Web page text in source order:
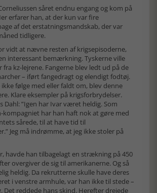
såret endnu engang og kom på
erfarer han, at der kun var fire
af det erstatningsmandskab, der var
tidligere.
vidt at nævne resten af krigsepisoderne,
interessant bemærkning. Tyskerne ville
fra kz-lejrene. Fangerne blev ledt ud på de
– iført fangedragt og elendigt fodtøj.
ikke følge med eller faldt om, blev denne
Klare eksempler på krigsforbrydelser.
Dahl: ”Igen har Ivar været heldig. Som
har han haft nok at gøre med
sårede, til at have tid til
Jeg må indrømme, at jeg ikke stoler på
havde han tilbagelagt en strækning på 450
overgiver de sig til amerikanerne. Og så
heldig. Da rekrutterne skulle have deres
i venstre armhule, var han ikke til stede –
Det reddede hans skind. Herefter drejede